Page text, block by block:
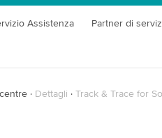
Assistenza Partner di
Dettagli Track & Trace for